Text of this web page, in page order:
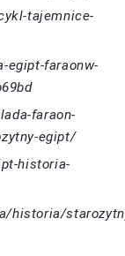
tajemnice-
faraonw-
faraon-
egipt/
historia-
historia/